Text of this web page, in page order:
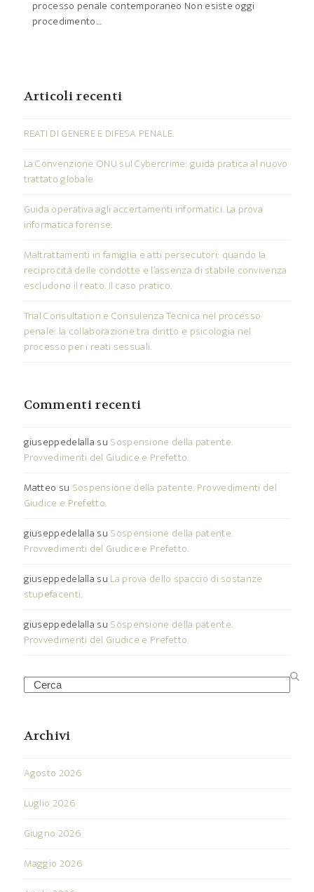
processo penale contemporaneo Non esiste oggi
procedimento…
Articoli recenti
REATI DI GENERE E DIFESA PENALE.
La Convenzione ONU sul Cybercrime: guida pratica al nuovo
trattato globale
Guida operativa agli accertamenti informatici. La prova
informatica forense.
Maltrattamenti in famiglia e atti persecutori: quando la
reciprocità delle condotte e l’assenza di stabile convivenza
escludono il reato. Il caso pratico.
Trial Consultation e Consulenza Tecnica nel processo
penale: la collaborazione tra diritto e psicologia nel
processo per i reati sessuali.
Commenti recenti
giuseppedelalla su Sospensione della patente.
Provvedimenti del Giudice e Prefetto.
Matteo su Sospensione della patente. Provvedimenti del
Giudice e Prefetto.
giuseppedelalla su Sospensione della patente.
Provvedimenti del Giudice e Prefetto.
giuseppedelalla su La prova dello spaccio di sostanze
stupefacenti.
giuseppedelalla su Sospensione della patente.
Provvedimenti del Giudice e Prefetto.
Search
Archivi
Agosto 2026
Luglio 2026
Giugno 2026
Maggio 2026